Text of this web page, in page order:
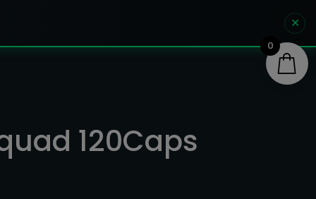
✕
120Caps
0